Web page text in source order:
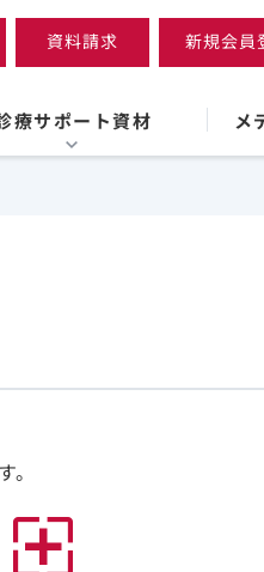
資料請求 新規会員
療サポート資材 メ